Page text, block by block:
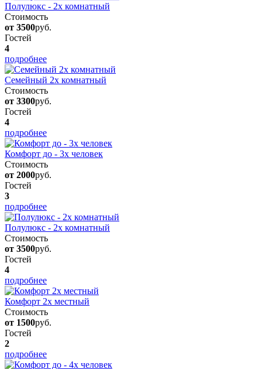
Полулюкс - 2х комнатный
Стоимость
от 3500руб.
Гостей
4
подробнее
Семейный 2х комнатный
Стоимость
от 3300руб.
Гостей
4
подробнее
Комфорт до - 3х человек
Стоимость
от 2000руб.
Гостей
3
подробнее
Полулюкс - 2х комнатный
Стоимость
от 3500руб.
Гостей
4
подробнее
Комфорт 2х местный
Стоимость
от 1500руб.
Гостей
2
подробнее